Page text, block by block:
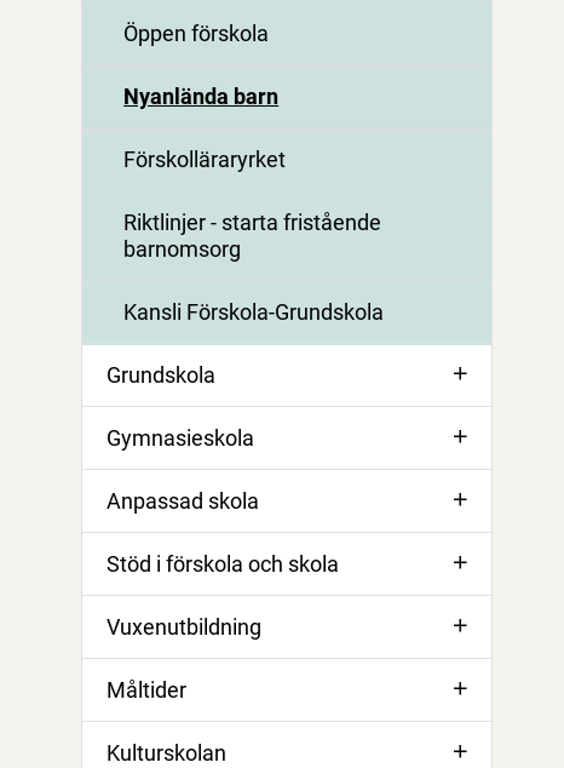
Öppen förskola
Nyanlända barn
Förskolläraryrket
Riktlinjer - starta fristående
barnomsorg
Kansli Förskola-Grundskola
Grundskola
Gymnasieskola
Anpassad skola
Stöd i förskola och skola
Vuxenutbildning
Måltider
Kulturskolan